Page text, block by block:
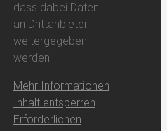
dass dabei Daten
an Drittanbieter
weitergegeben
werden.
Mehr Informationen
Inhalt entsperren
Erforderlichen